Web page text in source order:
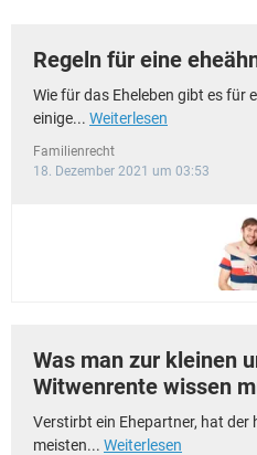
Regeln für eine
Wie für das Eheleben gibt es für
einige... Weiterlesen
Familienrecht
18. Dezember 2021 um 03:53
Was man zur kleinen
Witwenrente wissen
Verstirbt ein Ehepartner, hat der
meisten... Weiterlesen